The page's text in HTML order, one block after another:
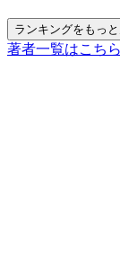
ランキングをもっ
著者一覧はこちら